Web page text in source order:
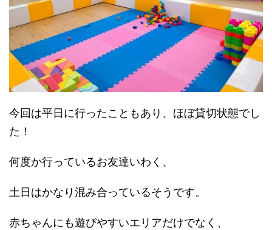
今回は平日に行ったこともあり、ほぼ貸切状態でし
た！
何度か行っているお友達いわく、
土日はかなり混み合っているそうです。
赤ちゃんにも遊びやすいエリアだけでなく、